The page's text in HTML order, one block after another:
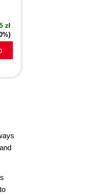
zł